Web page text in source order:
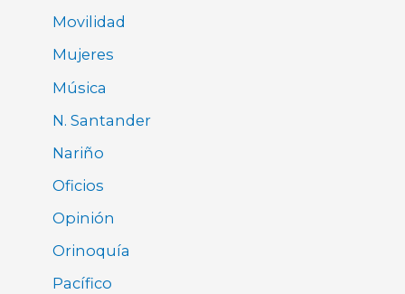
Movilidad
Mujeres
Música
N. Santander
Nariño
Oficios
Opinión
Orinoquía
Pacífico